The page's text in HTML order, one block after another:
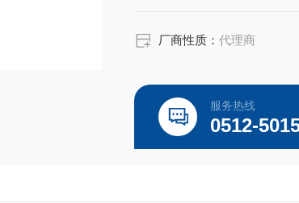
厂商性质：代理商
服务热线
0512-